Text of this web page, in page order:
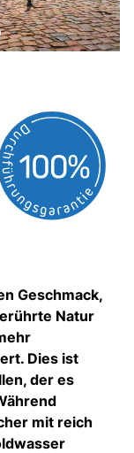
Geschmack,
Natur
Dies ist
der es
mit reich